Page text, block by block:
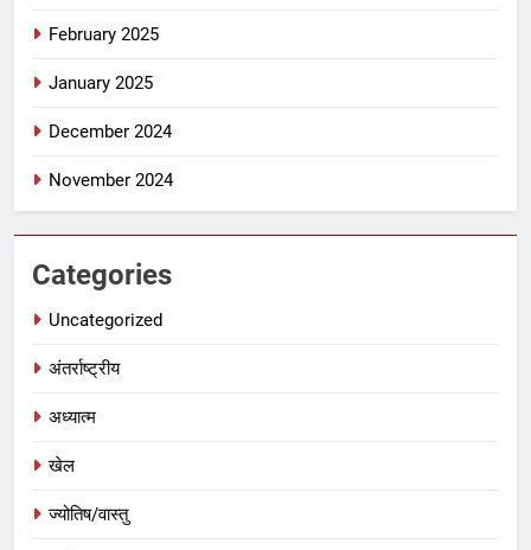
February 2025
January 2025
December 2024
November 2024
Categories
Uncategorized
अंतर्राष्ट्रीय
अध्यात्म
खेल
ज्योतिष/वास्तु